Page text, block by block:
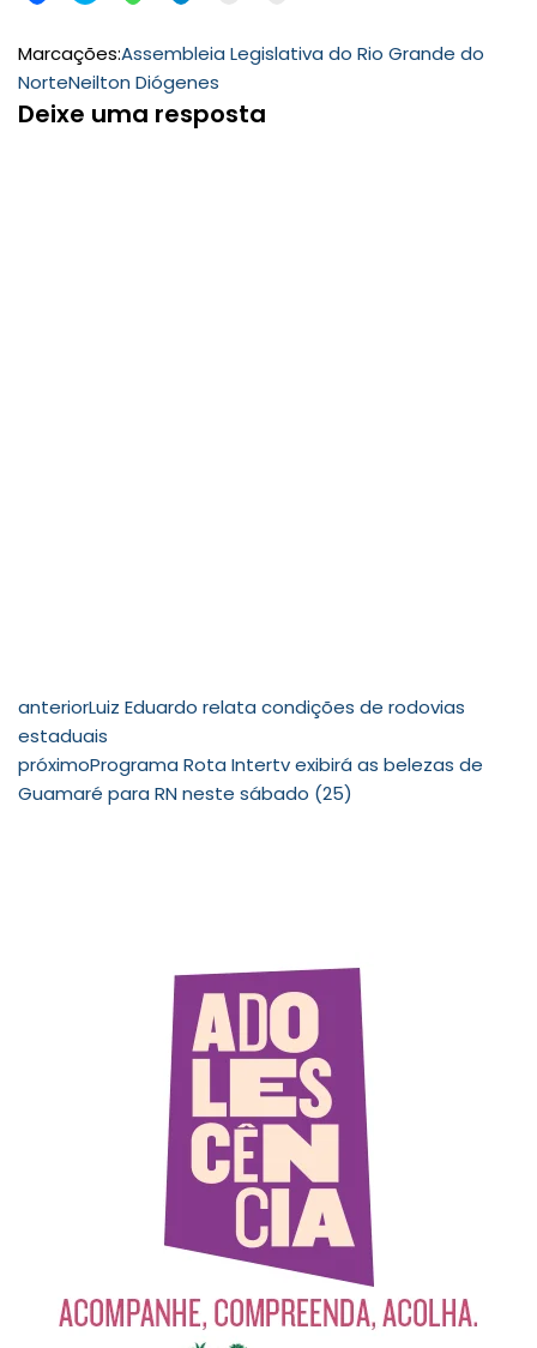
Marcações:Assembleia Legislativa do Rio Grande do
NorteNeilton Diógenes
Deixe uma resposta
anteriorLuiz Eduardo relata condições de rodovias
estaduais
próximoPrograma Rota Intertv exibirá as belezas de
Guamaré para RN neste sábado (25)